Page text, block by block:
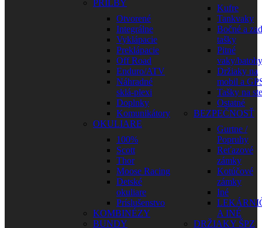
PRILBY
Otvorené
Integrálne
Vyklápacie
Preklápacie
Off Road
Enduro/ATV
Náhradné
sklá-plexi
Doplnky
Komunikátory
OKULIARE
100%
Scott
Thor
Moose Racing
Detské
okuliare
Príslušenstvo
KOMBINÉZY
BUNDY
Kufre
Tankvaky
Bočné a
tašky
Pitné
vaky/batohy
Držiaky na
mobil a
Tašky na
Ostatné
BEZPEČNOSŤ
Gurtne /
Popruhy
Reťazové
zámky
Kotúčové
zámky
Iné
A INÉ
DRŽIAKY ŠPZ